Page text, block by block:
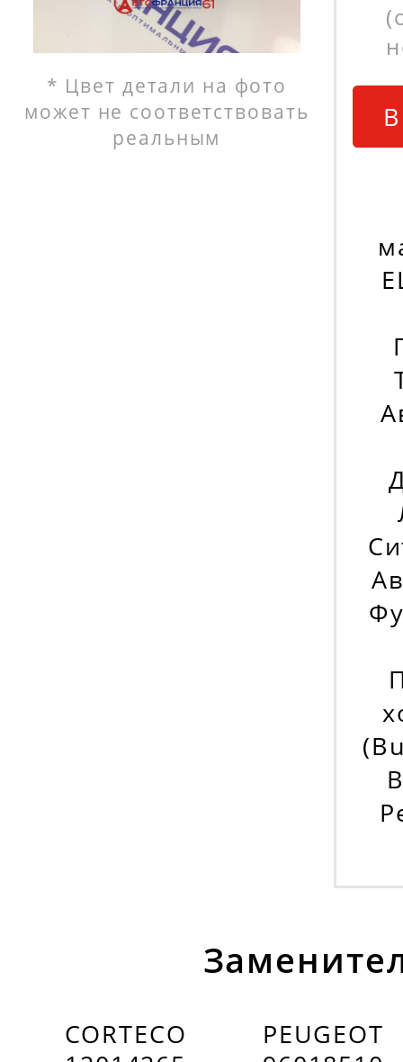
* Цвет детали на фото
может не соответствовать
реальным
CORTECO
PEUGEOT